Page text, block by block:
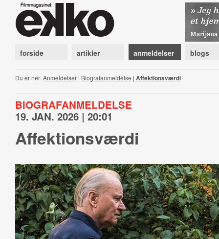
forside artikler anmeldelser blogs
Du er her:Anmeldelser| Biografanmeldelse | Affektionsværdi
BIOGRAFANMELDELSE
19. JAN. 2026 | 20:01
Affektionsværdi